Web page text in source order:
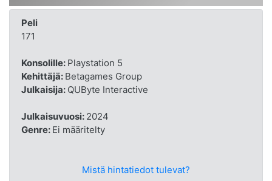
Peli
171
Konsolille: Playstation 5
Kehittäjä: Betagames Group
Julkaisija: QUByte Interactive
Julkaisuvuosi: 2024
Genre: Ei määritelty
Mistä hintatiedot tulevat?